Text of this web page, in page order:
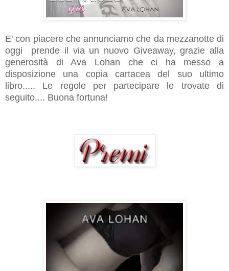
E' con piacere che annunciamo che da mezzanotte di
oggi prende il via un nuovo Giveaway, grazie alla
generosità di Ava Lohan che ci ha messo a
disposizione una copia cartacea del suo ultimo
libro..... Le regole per partecipare le trovate di
seguito.... Buona fortuna!